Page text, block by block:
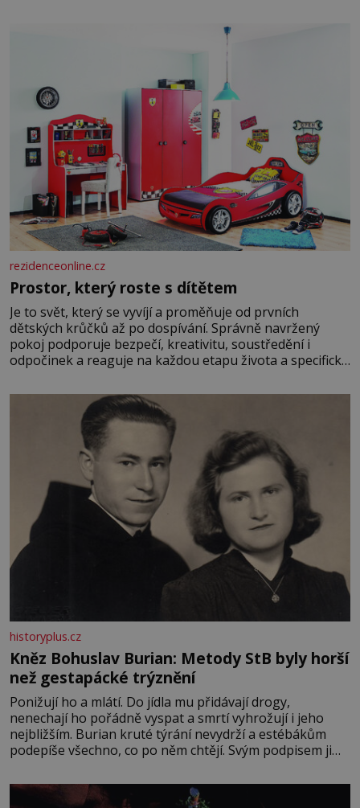
rezidenceonline.cz
Prostor, který roste s dítětem
Je to svět, který se vyvíjí a proměňuje od prvních
dětských krůčků až po dospívání. Správně navržený
pokoj podporuje bezpečí, kreativitu, soustředění i
odpočinek a reaguje na každou etapu života a specifické
měkkost a bezpečí, proto by pokoj miminka měl působit
především klidně a útulně. Předškolní věk je
historyplus.cz
Kněz Bohuslav Burian: Metody StB byly horší
než gestapácké trýznění
Ponižují ho a mlátí. Do jídla mu přidávají drogy,
nenechají ho pořádně vyspat a smrtí vyhrožují i jeho
nejbližším. Burian kruté týrání nevydrží a estébákům
podepíše všechno, co po něm chtějí. Svým podpisem jim
fyzický ani psychický nátlak. Syn brněnského řezníka
chce být knězem a